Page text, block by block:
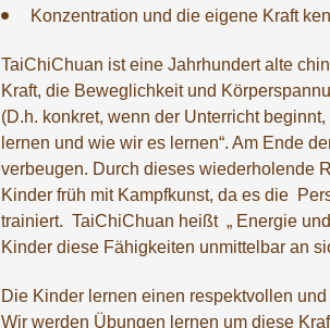
Konzentration und die eigene Kraft
TaiChiChuan ist eine Jahrhundert alte
Kraft, die Beweglichkeit und
(D.h. konkret, wenn der Unterricht
lernen und wie wir es lernen“. Am Ende
verbeugen. Durch dieses wiederholende
Kinder früh mit Kampfkunst, da es die
trainiert. TaiChiChuan heißt „ Energie
Kinder diese Fähigkeiten unmittelbar an
Die Kinder lernen einen respektvollen
Wir werden Übungen lernen um diese